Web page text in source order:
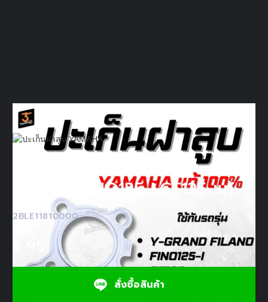
FILANO,FINO125-I,GT125 แท้
2BLE11810000
สั่งซื้อสินค้า